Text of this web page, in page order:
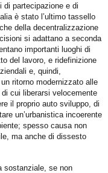
di partecipazione e di
è stato l’ultimo tassello
della decentralizzazione
si adattano a seconda
importanti luoghi di
del lavoro, e ridefinizione
e, quindi,
ritorno modernizzato alle
cui liberarsi velocemente
il proprio auto sviluppo, di
un’urbanistica incoerente
spesso causa non
ma anche di dissesto
sostanziale, se non